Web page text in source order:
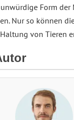
Form
Nur so können
von Tieren